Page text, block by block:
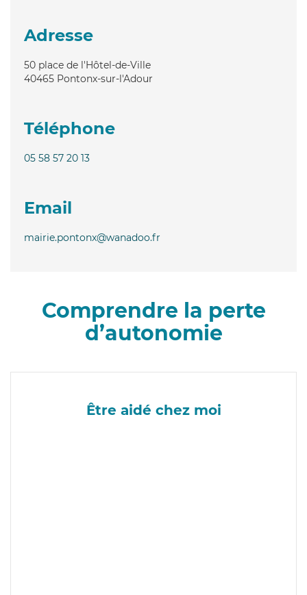
Adresse
50 place de l'Hôtel-de-Ville
40465 Pontonx-sur-l'Adour
Téléphone
05 58 57 20 13
Email
mairie.pontonx@wanadoo.fr
Comprendre la perte
d’autonomie
Être aidé chez moi